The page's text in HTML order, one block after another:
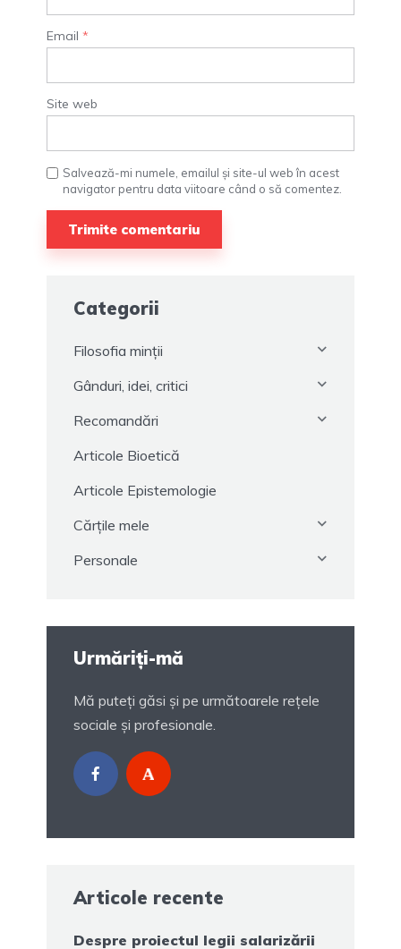
Email *
Site web
Salvează-mi numele, emailul și site-ul web în acest
navigator pentru data viitoare când o să comentez.
Categorii
Filosofia minții
Gânduri, idei, critici
Recomandări
Articole Bioetică
Articole Epistemologie
Cărțile mele
Personale
Urmăriți-mă
Mă puteți găsi și pe următoarele rețele
sociale și profesionale.
Articole recente
Despre proiectul legii salarizării